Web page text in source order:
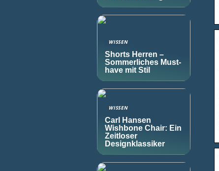
WISSEN
Shorts Herren –
Sommerliches Must-
have mit Stil
WISSEN
Carl Hansen
Wishbone Chair: Ein
Zeitloser
Designklassiker